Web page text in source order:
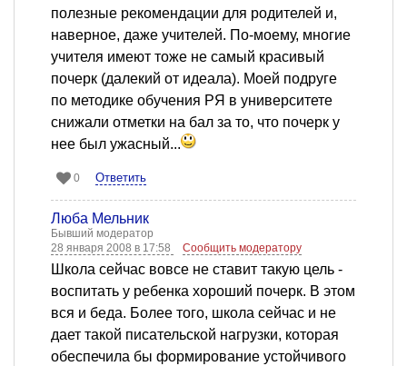
полезные рекомендации для родителей и,
наверное, даже учителей. По-моему, многие
учителя имеют тоже не самый красивый
почерк (далекий от идеала). Моей подруге
по методике обучения РЯ в университете
снижали отметки на бал за то, что почерк у
нее был ужасный...
0 Ответить
Люба Мельник
Бывший модератор
28 января 2008 в 17:58
Сообщить модератору
Школа сейчас вовсе не ставит такую цель -
воспитать у ребенка хороший почерк. В этом
вся и беда. Более того, школа сейчас и не
дает такой писательской нагрузки, которая
обеспечила бы формирование устойчивого